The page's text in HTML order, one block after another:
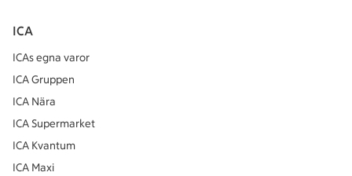
ICA
ICAs egna varor
ICA Gruppen
ICA Nära
ICA Supermarket
ICA Kvantum
ICA Maxi